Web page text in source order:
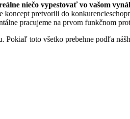
niečo vypestovať vo vašom
pretvorili do
pracujeme na prvom funkčnom
toto všetko prebehne podľa